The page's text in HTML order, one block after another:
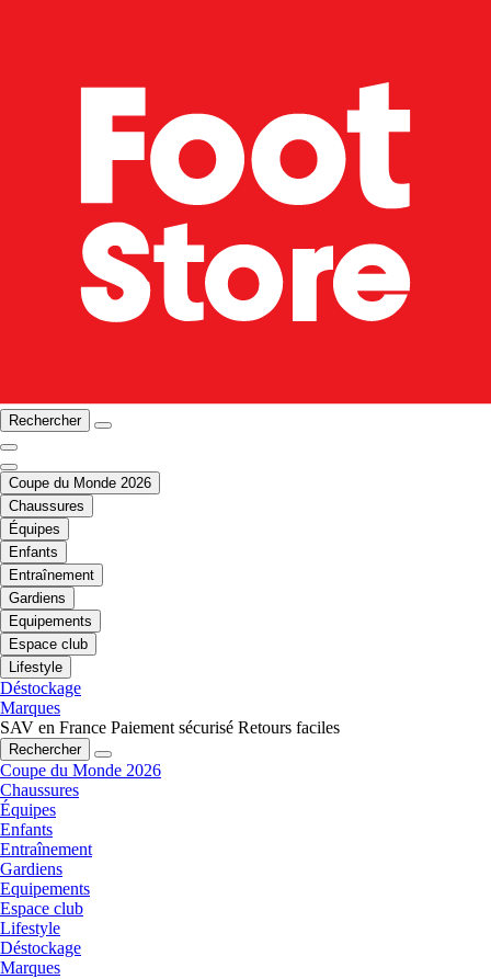
Rechercher
Coupe du Monde 2026
Chaussures
Équipes
Enfants
Entraînement
Gardiens
Equipements
Espace club
Lifestyle
Déstockage
Marques
SAV en France Paiement sécurisé Retours faciles
Rechercher
Coupe du Monde 2026
Chaussures
Équipes
Enfants
Entraînement
Gardiens
Equipements
Espace club
Lifestyle
Déstockage
Marques